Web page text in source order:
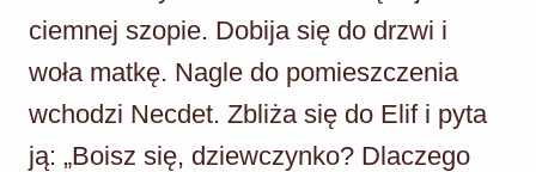
ciemnej szopie. Dobija się do drzwi i
woła matkę. Nagle do pomieszczenia
wchodzi Necdet. Zbliża się do Elif i pyta
ją: „Boisz się, dziewczynko? Dlaczego